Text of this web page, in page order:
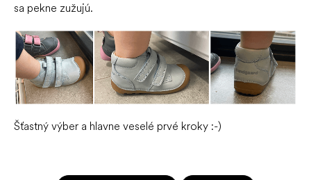
sa pekne zužujú.
Šťastný výber a hlavne veselé prvé kroky :-)